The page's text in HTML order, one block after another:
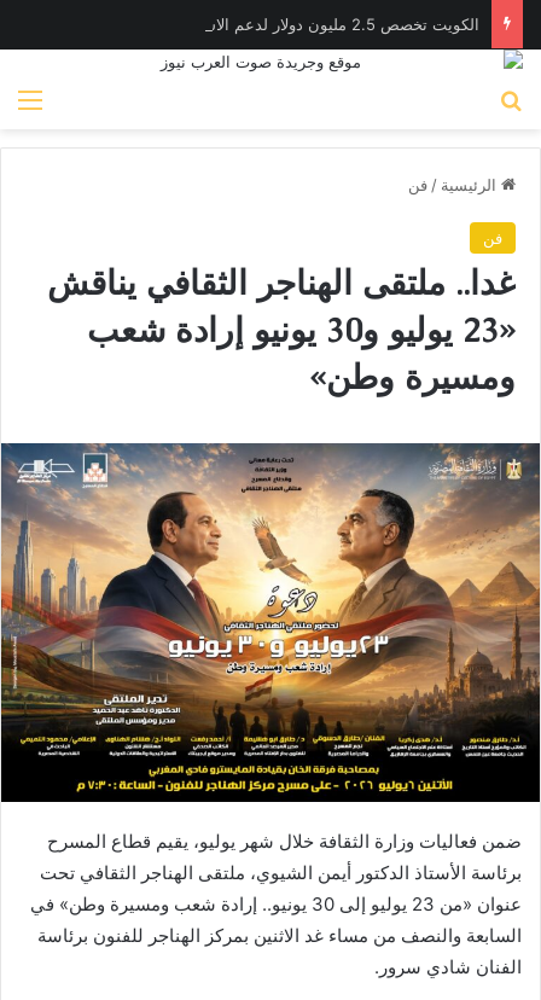
الرئيسية / فن
فن
غدا.. ملتقى الهناجر الثقافي يناقش
«23 يوليو و30 يونيو إرادة شعب
ومسيرة وطن»
ضمن فعاليات وزارة الثقافة خلال شهر يوليو، يقيم قطاع المسرح
برئاسة الأستاذ الدكتور أيمن الشيوي، ملتقى الهناجر الثقافي تحت
عنوان «من 23 يوليو إلى 30 يونيو.. إرادة شعب ومسيرة وطن» في
السابعة والنصف من مساء غد الاثنين بمركز الهناجر للفنون برئاسة
الفنان شادي سرور.